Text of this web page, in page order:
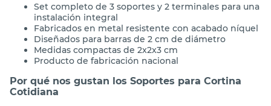
Set completo de 3 soportes y 2 terminales para una
instalación integral
Fabricados en metal resistente con acabado níquel
Diseñados para barras de 2 cm de diámetro
Medidas compactas de 2x2x3 cm
Producto de fabricación nacional
Por qué nos gustan los Soportes para Cortina
Cotidiana